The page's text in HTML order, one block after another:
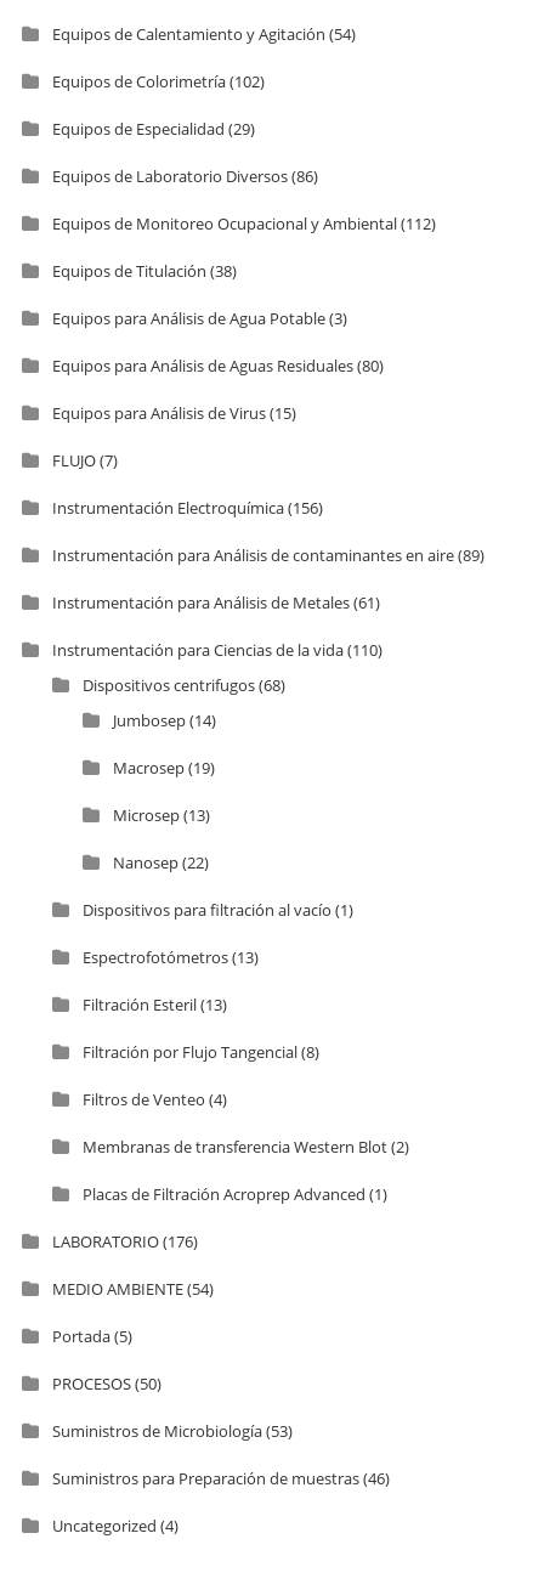
Equipos de Calentamiento y Agitación (54)
Equipos de Colorimetría(102)
Equipos de Especialidad (29)
Equipos de Laboratorio Diversos(86)
Equipos de Monitoreo Ocupacional y Ambiental(112)
Equipos de Titulación (38)
Equipos para Análisis de Agua Potable(3)
Equipos para Análisis de Aguas Residuales(80)
Equipos para Análisis de Virus(15)
FLUJO(7)
Instrumentación Electroquímica(156)
Instrumentación para Análisis de contaminantes en aire(89)
Instrumentación para Análisis de Metales(61)
Instrumentación para Ciencias de la vida(110)
Dispositivos centrifugos(68)
Jumbosep(14)
Macrosep(19)
Microsep(13)
Nanosep(22)
Dispositivos para filtración al vacío (1)
Espectrofotómetros(13)
Filtración Esteril(13)
Filtración por Flujo Tangencial(8)
Filtros de Venteo (4)
Membranas de transferencia Western Blot(2)
Placas de Filtración Acroprep Advanced (1)
LABORATORIO(176)
MEDIO AMBIENTE(54)
Portada(5)
PROCESOS(50)
Suministros de Microbiología(53)
Suministros para Preparación de muestras(46)
Uncategorized (4)